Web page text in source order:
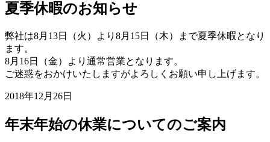
夏季休暇のお知らせ
弊社は8月13日（火）より8月15日（木）まで夏季休暇となり
ます。
8月16日（金）より通常営業となります。
ご迷惑をおかけいたしますがよろしくお願い申し上げます。
2018年12月26日
年末年始の休業についてのご案内